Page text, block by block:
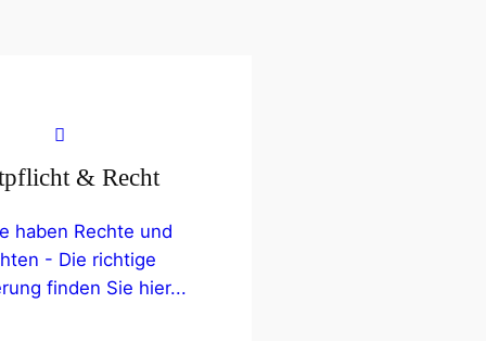
& Recht
haben Rechte und
- Die richtige
finden Sie hier...